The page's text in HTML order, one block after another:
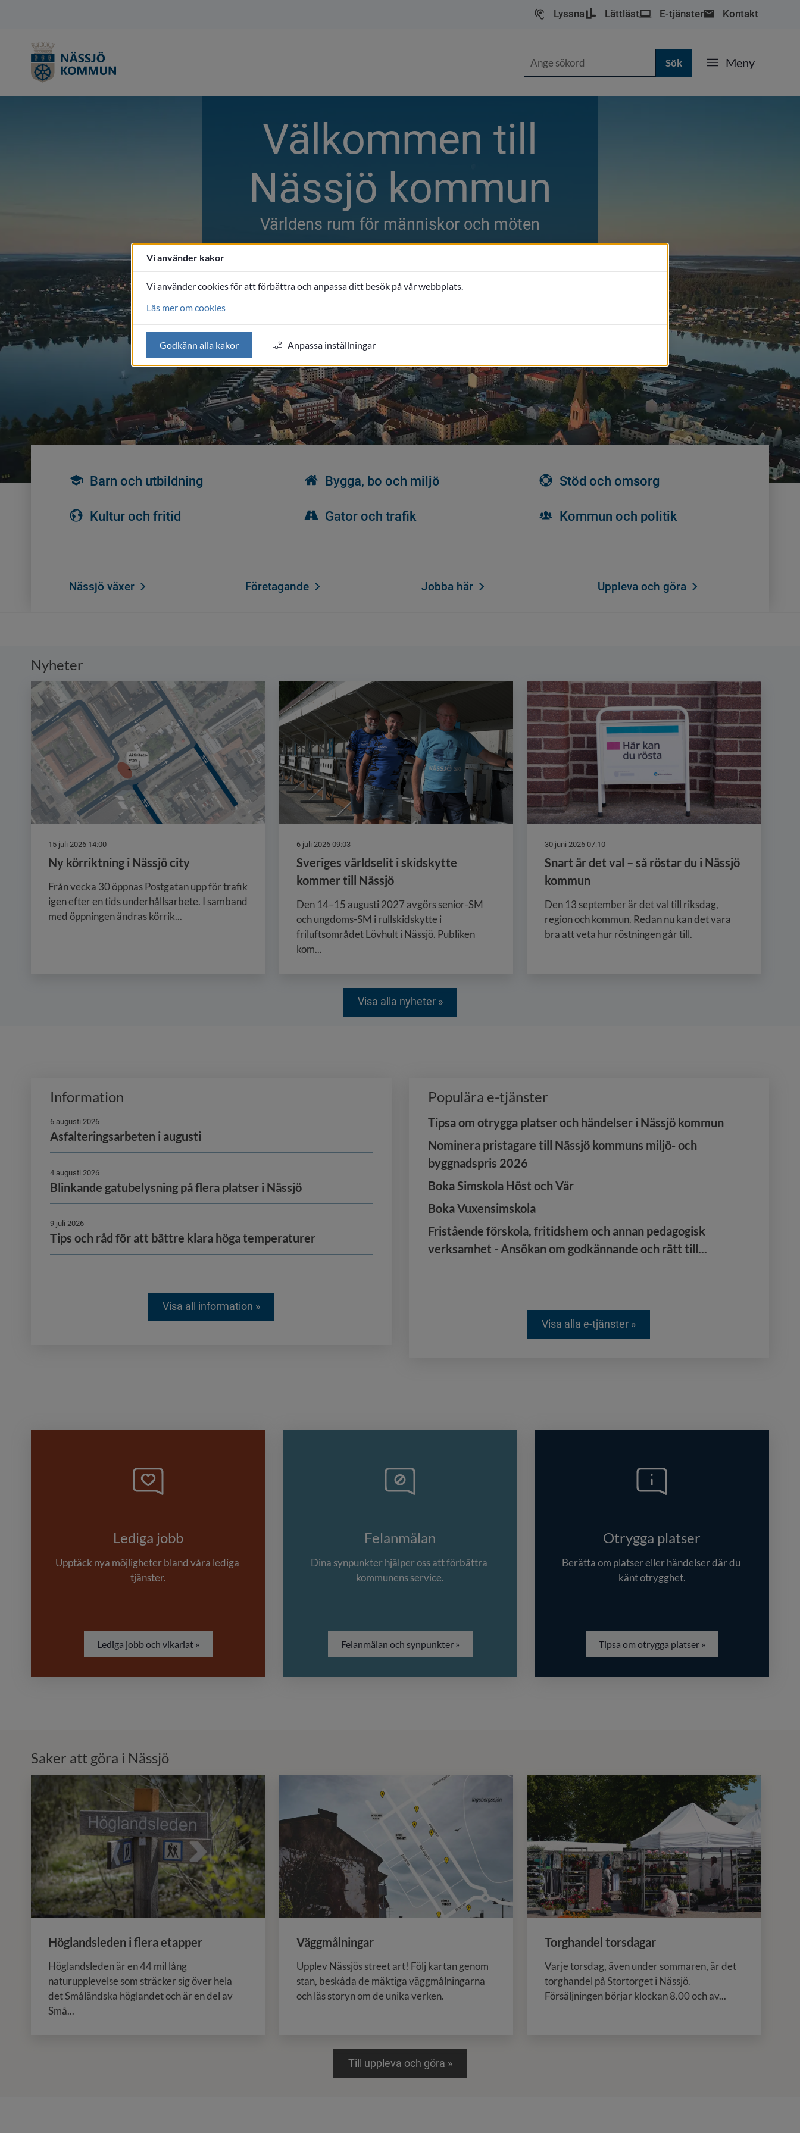
Lyssna Lättläst E-tjänster Kontakt
Meny
Välkommen till
Nässjö kommun
Världens rum för människor och möten
Barn och utbildning Bygga, bo och miljö Stöd och omsorg
Kultur och fritid Gator och trafik Kommun och politik
Nässjö växer Företagande Jobba här Uppleva och göra
Nyheter
15 juli 2026 14:00
Ny körriktning i Nässjö city
Från vecka 30 öppnas Postgatan upp för trafik
igen efter en tids underhållsarbete. I samband
med öppningen ändras körrik...
6 juli 2026 09:03
Sveriges världselit i skidskytte
kommer till Nässjö
Den 14–15 augusti 2027 avgörs senior-SM
och ungdoms-SM i rullskidskytte i
friluftsområdet Lövhult i Nässjö. Publiken
kom...
30 juni 2026 07:10
Snart är det val – så röstar du i Nässjö
kommun
Den 13 september är det val till riksdag,
region och kommun. Redan nu kan det vara
bra att veta hur röstningen går till.
Visa alla nyheter »
Information
6 augusti 2026
Asfalteringsarbeten i augusti
4 augusti 2026
Blinkande gatubelysning på flera platser i Nässjö
9 juli 2026
Tips och råd för att bättre klara höga temperaturer
Visa all information »
Populära e-tjänster
Tipsa om otrygga platser och händelser i Nässjö kommun
Nominera pristagare till Nässjö kommuns miljö- och
byggnadspris 2026
Boka Simskola Höst och Vår
Boka Vuxensimskola
Fristående förskola, fritidshem och annan pedagogisk
verksamhet - Ansökan om godkännande och rätt till...
Visa alla e-tjänster »Öppnas i nytt fönster.
Lediga jobb
Upptäck nya möjligheter bland våra lediga
tjänster.
Lediga jobb och vikariat »
Felanmälan
Dina synpunkter hjälper oss att förbättra
kommunens service.
Felanmälan och synpunkter »
Otrygga platser
Berätta om platser eller händelser där du
känt otrygghet.
Tipsa om otrygga platser »
Saker att göra i Nässjö
Höglandsleden i flera etapper
Höglandsleden är en 44 mil lång
naturupplevelse som sträcker sig över hela
det Småländska höglandet och är en del av
Små...
Väggmålningar
Upplev Nässjös street art! Följ kartan genom
stan, beskåda de mäktiga väggmålningarna
och läs storyn om de unika verken.
Torghandel torsdagar
Varje torsdag, även under sommaren, är det
torghandel på Stortorget i Nässjö.
Försäljningen börjar klockan 8.00 och av...
Till uppleva och göra »
Vi använder kakor
Vi använder cookies för att förbättra och anpassa ditt besök på vår webbplats.
Läs mer om cookies
Godkänn alla kakor Anpassa inställningar